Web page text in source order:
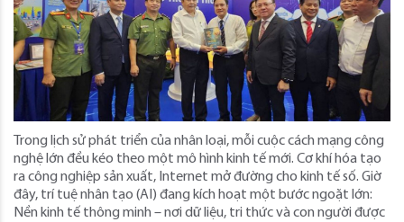
Trong lịch sử phát triển của nhân loại, mỗi cuộc cách mạng công
nghệ lớn đều kéo theo một mô hình kinh tế mới. Cơ khí hóa tạo
ra công nghiệp sản xuất, Internet mở đường cho kinh tế số. Giờ
đây, trí tuệ nhân tạo (AI) đang kích hoạt một bước ngoặt lớn:
Nền kinh tế thông minh – nơi dữ liệu, tri thức và con người được